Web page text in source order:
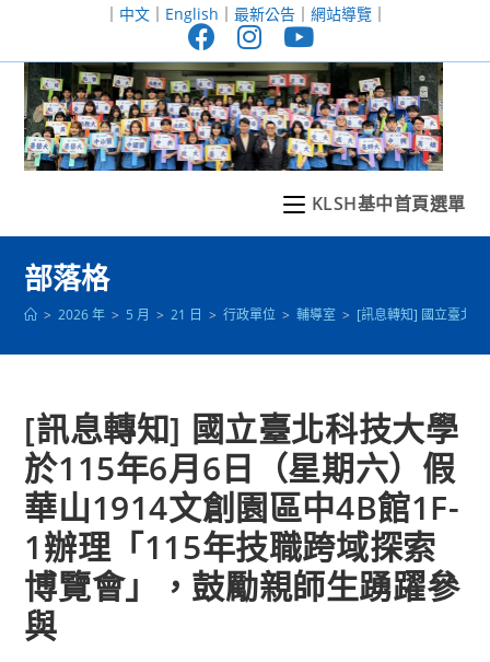
至
｜ 中文｜ English ｜ 最新公告｜ 網站導覽｜
KLSH基中首頁選單
部落格
> 2026 年 > 5 月 > 21 日 > 行政單位 > 輔導室 > [訊息轉知] 國立臺北
[訊息轉知] 國立臺北科技大學
於115年6月6日（星期六）假
華山1914文創園區中4B館1F-
1辦理「115年技職跨域探索
博覽會」，鼓勵親師生踴躍參
與